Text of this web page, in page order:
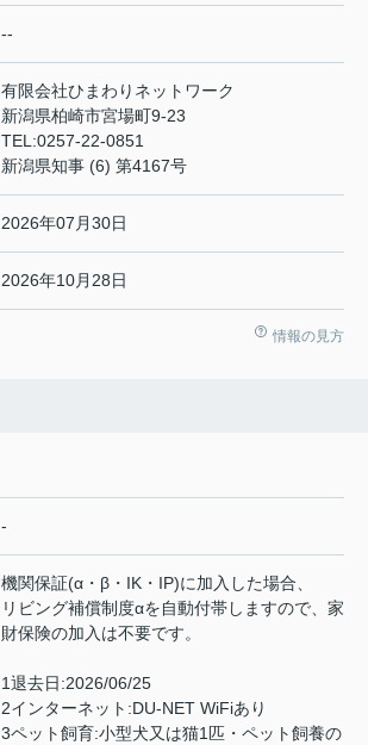
--
有限会社ひまわりネットワーク
新潟県柏崎市宮場町9-23
TEL:0257-22-0851
新潟県知事 (6) 第4167号
2026年07月30日
2026年10月28日
情報の見方
-
機関保証(α・β・IK・IP)に加入した場合、
リビング補償制度αを自動付帯しますので、家
財保険の加入は不要です。
1退去日:2026/06/25
2インターネット:DU-NET WiFiあり
3ペット飼育:小型犬又は猫1匹・ペット飼養の